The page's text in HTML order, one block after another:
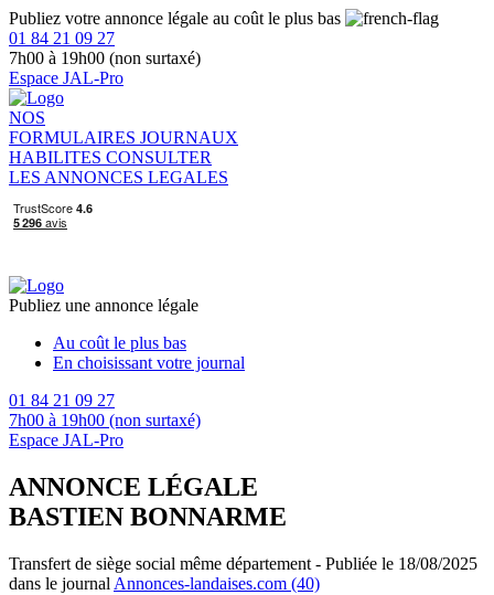
Publiez votre annonce légale au coût le plus bas
01 84 21 09 27
7h00 à 19h00 (non surtaxé)
Espace JAL-Pro
NOS
FORMULAIRES JOURNAUX
HABILITES CONSULTER
LES ANNONCES LEGALES
Publiez une annonce légale
Au coût le plus bas
En choisissant votre journal
01 84 21 09 27
7h00 à 19h00 (non surtaxé)
Espace JAL-Pro
ANNONCE LÉGALE
BASTIEN BONNARME
Transfert de siège social même département - Publiée le 18/08/2025
dans le journal Annonces-landaises.com (40)